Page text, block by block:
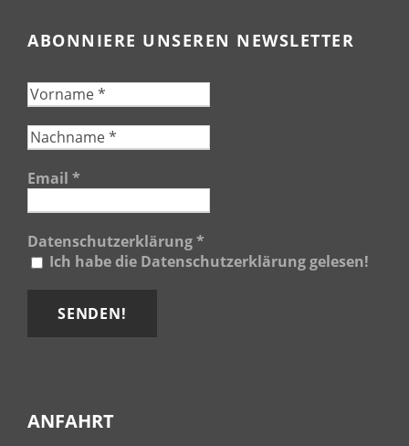
ABONNIERE UNSEREN NEWSLETTER
Email *
Datenschutzerklärung*
Ich habe die Datenschutzerklärung gelesen!
ANFAHRT